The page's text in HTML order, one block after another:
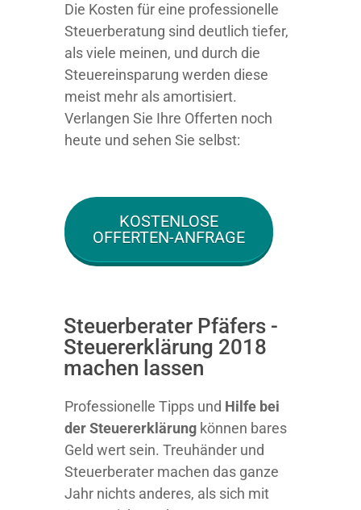
Die Kosten für eine professionelle
Steuerberatung sind deutlich tiefer,
als viele meinen, und durch die
Steuereinsparung werden diese
meist mehr als amortisiert.
Verlangen Sie Ihre Offerten noch
heute und sehen Sie selbst:
KOSTENLOSE
OFFERTEN-ANFRAGE
Steuerberater Pfäfers -
Steuererklärung 2018
machen lassen
Professionelle Tipps und Hilfe bei
der Steuererklärung können bares
Geld wert sein. Treuhänder und
Steuerberater machen das ganze
Jahr nichts anderes, als sich mit